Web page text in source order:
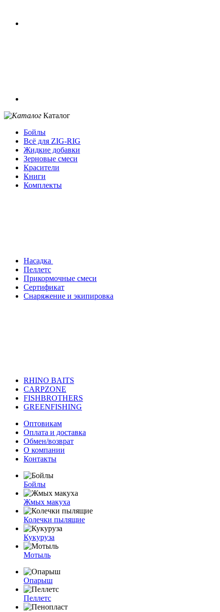
Каталог
Бойлы
Всё для ZIG-RIG
Жидкие добавки
Зерновые смеси
Красители
Книги
Комплекты
Насадка
Пеллетс
Прикормочные смеси
Сертификат
Снаряжение и экипировка
RHINO BAITS
CARPZONE
FISHBROTHERS
GREENFISHING
Оптовикам
Оплата и доставка
Обмен/возврат
О компании
Контакты
Бойлы
Жмых макуха
Колечки пылящие
Кукуруза
Мотыль
Опарыш
Пеллетс